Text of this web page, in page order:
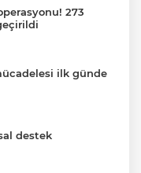
273
ilk günde
destek